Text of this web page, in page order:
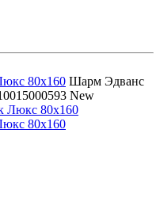
80x160 Шарм Эдванс
New
80x160